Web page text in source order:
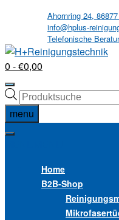
content
Ahornring 24,
info@hplus-
Telefonische
0 - €0,00
Products
search
menu
Home
B2B-Shop